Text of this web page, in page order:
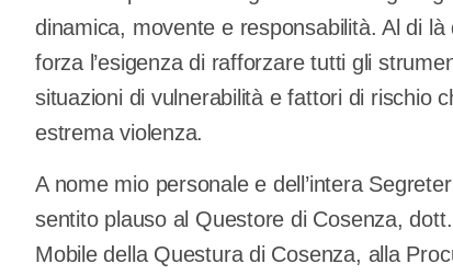
dinamica, movente e responsabilità. Al di
forza l’esigenza di rafforzare tutti gli
situazioni di vulnerabilità e fattori di rischio
estrema violenza.
A nome mio personale e dell’intera
sentito plauso al Questore di Cosenza,
Mobile della Questura di Cosenza, alla